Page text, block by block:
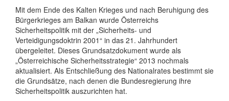
Mit dem Ende des Kalten Krieges und nach Beruhigung des
Bürgerkrieges am Balkan wurde Österreichs
Sicherheitspolitik mit der „Sicherheits- und
Verteidigungsdoktrin 2001“ in das 21. Jahrhundert
übergeleitet. Dieses Grundsatzdokument wurde als
„Österreichische Sicherheitsstrategie“ 2013 nochmals
aktualisiert. Als Entschließung des Nationalrates bestimmt sie
die Grundsätze, nach denen die Bundesregierung ihre
Sicherheitspolitik auszurichten hat.